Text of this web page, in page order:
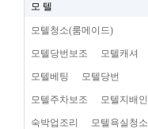
모 텔
모텔청소(룸메이드)
모텔당번보조 모텔캐셔
모텔베팅 모텔당번
모텔주차보조 모텔지배인
숙박업조리 모텔욕실청소